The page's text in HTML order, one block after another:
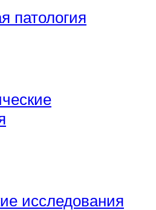
патология
исследования